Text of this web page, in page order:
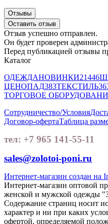
Отзывы
Оставить отзыв
Отзыв успешно отправлен.
Он будет проверен
Перед публикацией отзывы
Каталог
ОДЕЖДАНОВИНКИ21446
ЦЕНОПАД383ТЕКСТИЛЬ
ТОРГОВОЕ
Сотрудничество/Условия
Договор-офертаТаблица
тел: +7 965 141-55-11
sales@zolotoi-poni.ru
Интернет-магазин создан на
Интернет-магазин оптовой
женской и мужской одежды
Содержание страниц носит
характер и ни при каких
офертой, определяемой